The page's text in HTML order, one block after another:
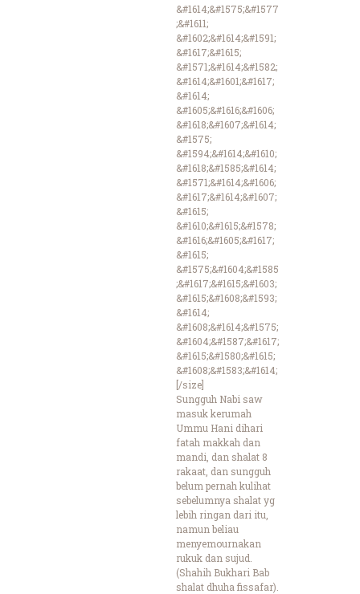
&#1614;&#1575;&#1577
;&#1611;
&#1602;&#1614;&#1591;
&#1617;&#1615;
&#1571;&#1614;&#1582;
&#1614;&#1601;&#1617;
&#1614;
&#1605;&#1616;&#1606;
&#1618;&#1607;&#1614;
&#1575;
&#1594;&#1614;&#1610;
&#1618;&#1585;&#1614;
&#1571;&#1614;&#1606;
&#1617;&#1614;&#1607;
&#1615;
&#1610;&#1615;&#1578;
&#1616;&#1605;&#1617;
&#1615;
&#1575;&#1604;&#1585
;&#1617;&#1615;&#1603;
&#1615;&#1608;&#1593;
&#1614;
&#1608;&#1614;&#1575;
&#1604;&#1587;&#1617;
&#1615;&#1580;&#1615;
&#1608;&#1583;&#1614;
[/size]
Sungguh Nabi saw
masuk kerumah
Ummu Hani dihari
fatah makkah dan
mandi, dan shalat 8
rakaat, dan sungguh
belum pernah kulihat
sebelumnya shalat yg
lebih ringan dari itu,
namun beliau
menyemournakan
rukuk dan sujud.
(Shahih Bukhari Bab
shalat dhuha fissafar).